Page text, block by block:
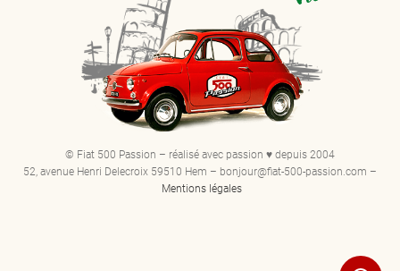
© Fiat 500 Passion – réalisé avec passion ♥ depuis 2004
52, avenue Henri Delecroix 59510 Hem – bonjour@fiat-500-passion.com –
Mentions légales